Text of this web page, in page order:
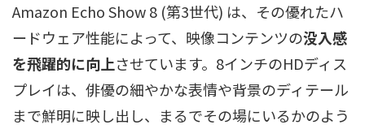
Amazon Echo Show 8 (第3世代) は、その優れたハ
ードウェア性能によって、映像コンテンツの没入感
を飛躍的に向上させています。8インチのHDディス
プレイは、俳優の細やかな表情や背景のディテール
まで鮮明に映し出し、まるでその場にいるかのよう